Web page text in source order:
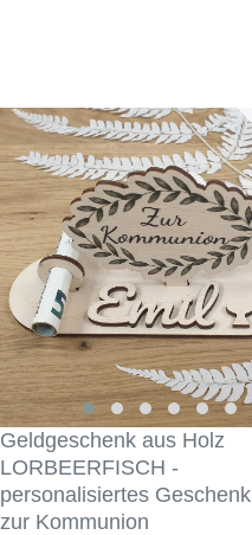
Geldgeschenk aus Holz
LORBEERFISCH -
personalisiertes Geschenk
zur Kommunion